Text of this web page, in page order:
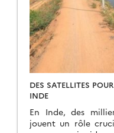
DES SATELLITES
INDE
En Inde, des
jouent un rôle